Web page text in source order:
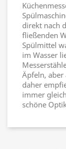
direkt nach
fließenden
Spülmittel
im Wasser
Äpfeln, aber
daher
immer
schöne